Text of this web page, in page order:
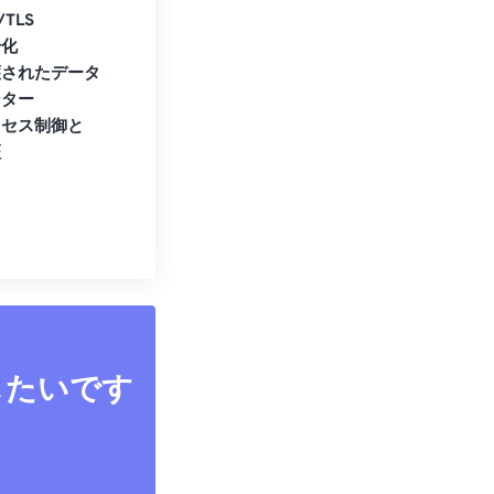
TLS
れたデータ
ー
ス制御と
いです